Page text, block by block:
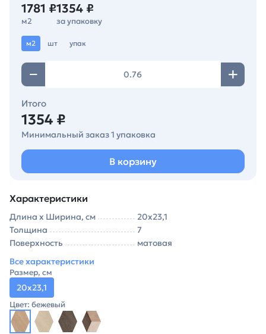
1781 ₽
м2
1354 ₽
за упаковку
м2 шт упак
Итого
1354 ₽
Минимальный заказ 1 упаковка
В корзину
Характеристики
Длина х Ширина, см
20х23,1
Толщина
7
Поверхность
матовая
Все характеристики
Размер, см
20х23,1
Цвет: бежевый